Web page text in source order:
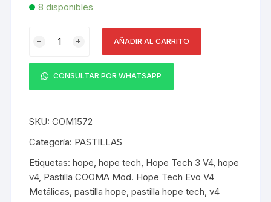
8 disponibles
COOMA
Mod.
Hope
Tech
V4
(1
par)
cantidad
AÑADIR AL CARRITO
CONSULTAR POR WHATSAPP
SKU:COM1572
Categoría: PASTILLAS
Etiquetas:hope ,hope tech Hope Tech 3 V4,hope
v4, Pastilla COOMA Mod. Hope Tech Evo V4
Metálicas ,pastilla hope ,pastilla hope tech ,v4